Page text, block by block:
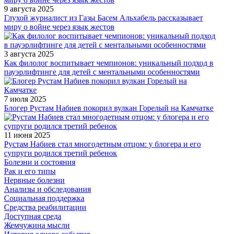
9 августа 2025
Глухой журналист из Газы Басем Альхабель рассказывает
миру о войне через язык жестов
3 августа 2025
Как филолог воспитывает чемпионов: уникальный подход в
пауэрлифтинге для детей с ментальными особенностями
7 июля 2025
Блогер Рустам Набиев покорил вулкан Горелый на Камчатке
11 июня 2025
Рустам Набиев стал многодетным отцом: у блогера и его
супруги родился третий ребенок
Болезни и состояния
Рак и его типы
Нервные болезни
Анализы и обследования
Социальная поддержка
Средства реабилитации
Доступная среда
Жемчужина мысли